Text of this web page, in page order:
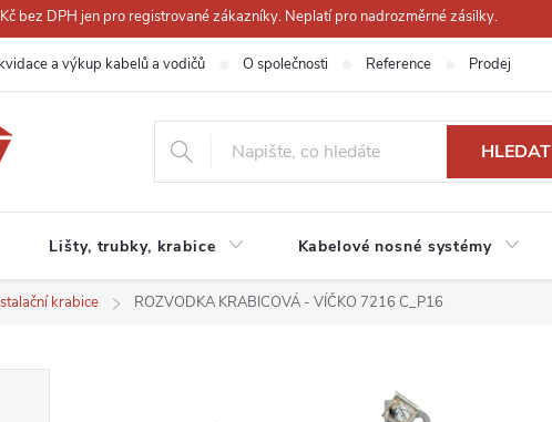
bez DPH jen pro registrované zákazníky. Neplatí pro nadrozměrné zásilky.
a výkup kabelů a vodičů O společnosti Reference Prodejna
HLEDAT
Lišty, trubky, krabice Kabelové nosné systémy
krabice ROZVODKA KRABICOVÁ - VÍČKO 7216 C_P16